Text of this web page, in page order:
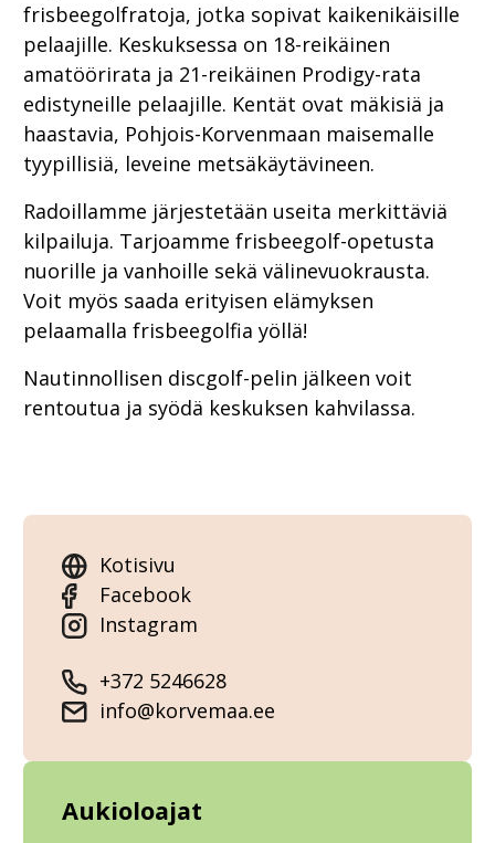
frisbeegolfratoja, jotka sopivat kaikenikäisille
pelaajille. Keskuksessa on 18-reikäinen
amatöörirata ja 21-reikäinen Prodigy-rata
edistyneille pelaajille. Kentät ovat mäkisiä ja
haastavia, Pohjois-Korvenmaan maisemalle
tyypillisiä, leveine metsäkäytävineen.
Radoillamme järjestetään useita merkittäviä
kilpailuja. Tarjoamme frisbeegolf-opetusta
nuorille ja vanhoille sekä välinevuokrausta.
Voit myös saada erityisen elämyksen
pelaamalla frisbeegolfia yöllä!
Nautinnollisen discgolf-pelin jälkeen voit
rentoutua ja syödä keskuksen kahvilassa.
Kotisivu
Facebook
Instagram
+372 5246628
info@korvemaa.ee
Aukioloajat